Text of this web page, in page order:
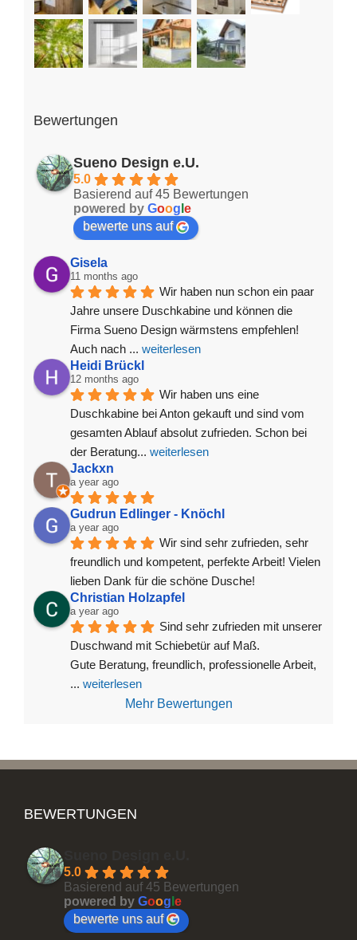
Bewertungen
Sueno Design e.U.
5.0
Basierend auf 45 Bewertungen
powered by Goog e
bewerte uns auf
Gisela
11 months ago
Wir haben nun schon ein paar
Jahre unsere Duschkabine und können die
Firma Sueno Design wärmstens empfehlen!
Auch nach ... weiterlesen
Heidi Brückl
12 months ago
Wir haben uns eine
Duschkabine bei Anton gekauft und sind vom
gesamten Ablauf absolut zufrieden. Schon bei
der Beratung... weiterlesen
Jackxn
a year ago
Gudrun Edlinger - Knöchl
a year ago
Wir sind sehr zufrieden, sehr
freundlich und kompetent, perfekte Arbeit! Vielen
lieben Dank für die schöne Dusche!
Christian Holzapfel
a year ago
Sind sehr zufrieden mit unserer
Duschwand mit Schiebetür auf Maß.
... weiterlesen
Mehr Bewertungen
BEWERTUNGEN
5.0
Basierend auf 45 Bewertungen
powered by Goog e
bewerte uns auf